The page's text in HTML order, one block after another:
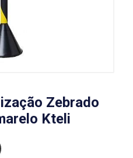
Zebrado
Kteli